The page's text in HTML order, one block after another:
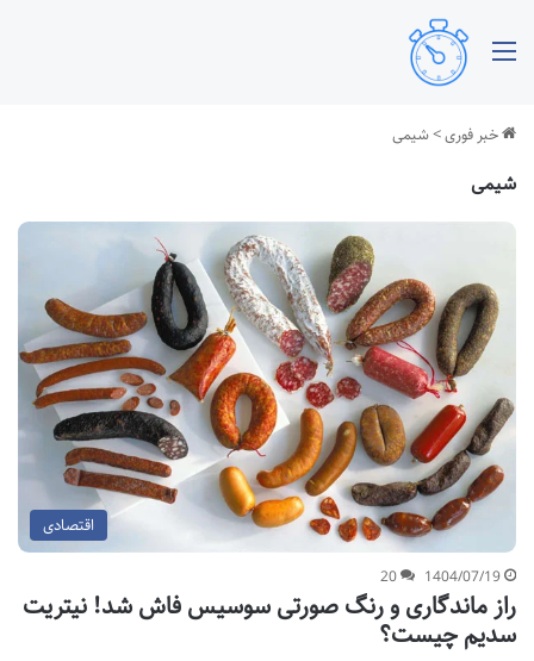
خبر فوری>شیمی
شیمی
اقتصادی
1404/07/19
20
راز ماندگاری و رنگ صورتی سوسیس فاش شد! نیتریت
سدیم چیست؟